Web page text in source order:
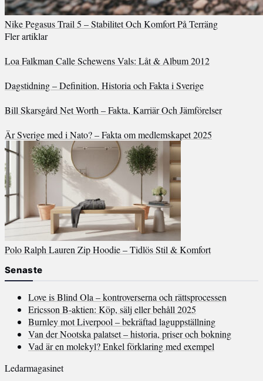
Nike Pegasus Trail 5 – Stabilitet Och Komfort På Terräng
Fler artiklar
Loa Falkman Calle Schewens Vals: Låt & Album 2012
Dagstidning – Definition, Historia och Fakta i Sverige
Bill Skarsgård Net Worth – Fakta, Karriär Och Jämförelser
Är Sverige med i Nato? – Fakta om medlemskapet 2025
Polo Ralph Lauren Zip Hoodie – Tidlös Stil & Komfort
Senaste
Love is Blind Ola – kontroverserna och rättsprocessen
Ericsson B-aktien: Köp, sälj eller behåll 2025
Burnley mot Liverpool – bekräftad laguppställning
Van der Nootska palatset – historia, priser och bokning
Vad är en molekyl? Enkel förklaring med exempel
Ledarmagasinet